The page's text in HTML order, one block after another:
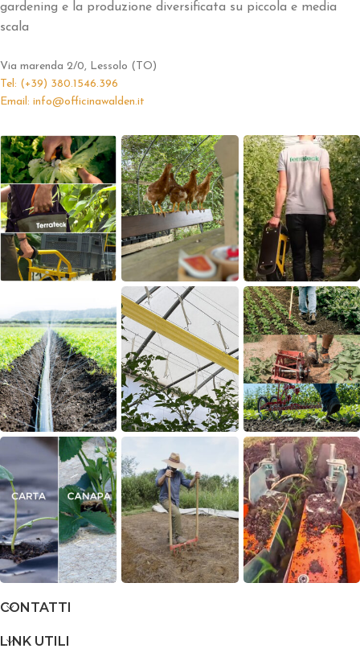
gardening e la produzione diversificata su piccola e media
scala
Via marenda 2/0, Lessolo (TO)
Tel: (+39) 380.1546.396
Email: info@officinawalden.it
CONTATTI
LINK UTILI